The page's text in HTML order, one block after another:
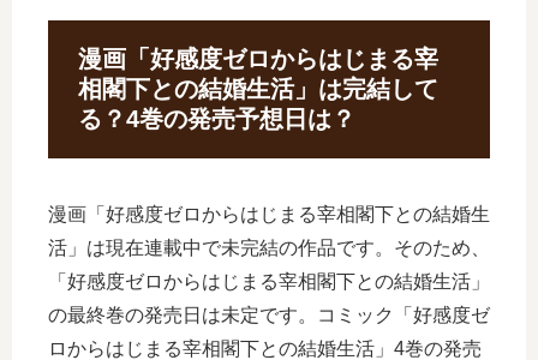
漫画「好感度ゼロからはじまる宰
相閣下との結婚生活」は完結して
る？4巻の発売予想日は？
漫画「好感度ゼロからはじまる宰相閣下との結婚生
活」は現在連載中で未完結の作品です。そのため、
「好感度ゼロからはじまる宰相閣下との結婚生活」
の最終巻の発売日は未定です。コミック「好感度ゼ
ロからはじまる宰相閣下との結婚生活」4巻の発売